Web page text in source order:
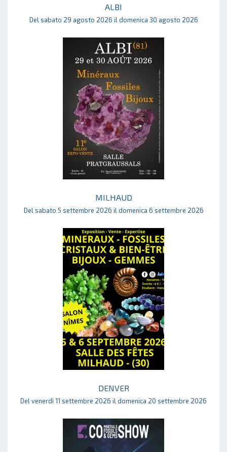
ALBI
Del sabato 29 agosto 2026 il domenica 30 agosto 2026
MILHAUD
Del sabato 5 settembre 2026 il domenica 6 settembre 2026
DENVER
Del venerdì 11 settembre 2026 il domenica 20 settembre 2026